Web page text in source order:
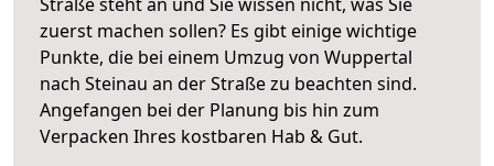
zuerst machen sollen? Es gibt einige wichtige
Punkte, die bei einem Umzug von Wuppertal
nach Steinau an der Straße zu beachten sind.
Angefangen bei der Planung bis hin zum
Verpacken Ihres kostbaren Hab & Gut.